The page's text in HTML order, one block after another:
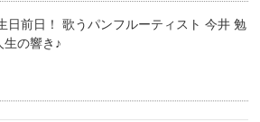
日前日！ 歌うパンフルーティスト 今井 勉
生の響き♪